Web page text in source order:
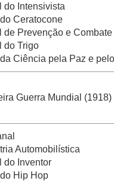
do Intensivista
Ceratocone
de Prevenção e
do Trigo
Ciência pela Paz e
Guerra Mundial (1918)
Automobilística
do Inventor
Hip Hop